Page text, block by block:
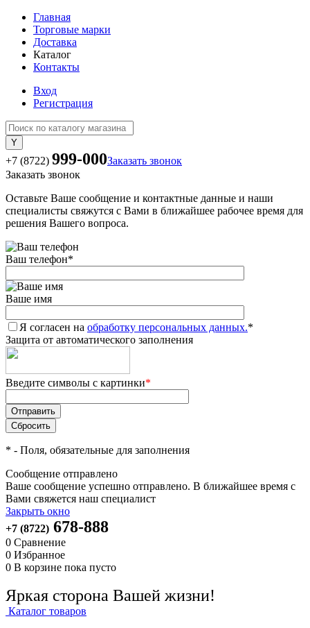
Главная
Торговые марки
Доставка
Каталог
Контакты
Вход
Регистрация
+7 (8722) 999-000Заказать звонок
Заказать звонок
Оставьте Ваше сообщение и контактные данные и наши
специалисты свяжутся с Вами в ближайшее рабочее время для
решения Вашего вопроса.
Ваш телефон*
Ваше имя
Я согласен на обработку персональных данных.*
Защита от автоматического заполнения
Введите символы с картинки*
* - Поля, обязательные для заполнения
Сообщение отправлено
Ваше сообщение успешно отправлено. В ближайшее время с
Вами свяжется наш специалист
Закрыть окно
+7 (8722) 678-888
0 Сравнение
0 Избранное
0 В корзине пока пусто
Яркая сторона Вашей жизни!
Каталог товаров